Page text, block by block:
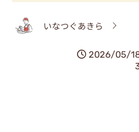
いなつぐあきら
2026/05/